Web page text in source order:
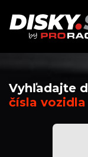
Vyhľadajte
čísla vozidla